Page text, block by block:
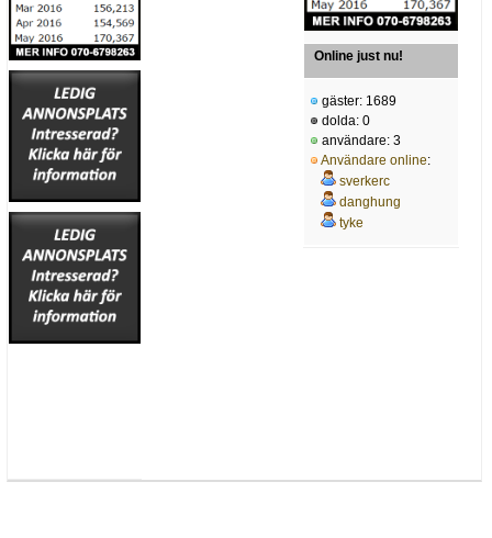
Online just nu!
gäster: 1689
dolda: 0
användare: 3
Användare online:
sverkerc
danghung
tyke